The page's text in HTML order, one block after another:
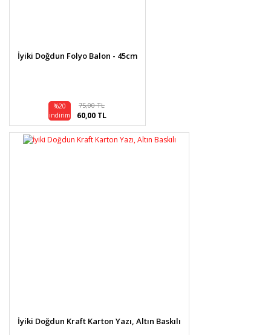
İyiki Doğdun Folyo Balon - 45cm
%20
indirim
75,00 TL
60,00 TL
İyiki Doğdun Kraft Karton Yazı, Altın Baskılı